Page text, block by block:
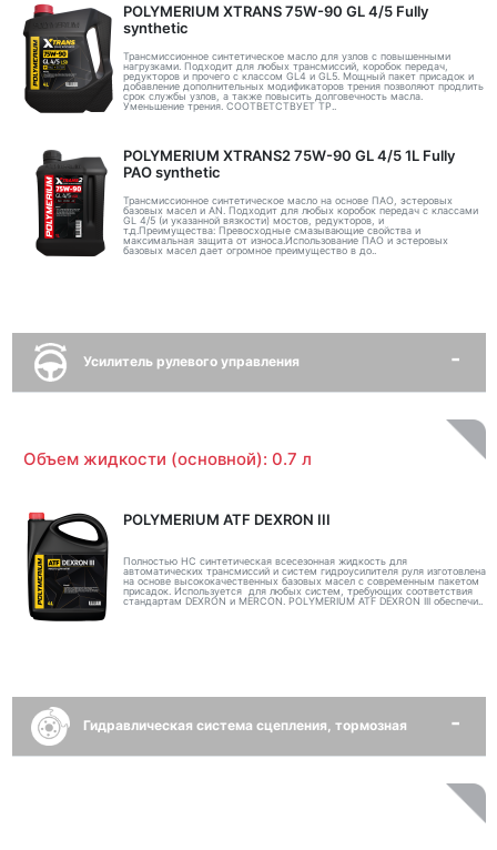
POLYMERIUM XTRANS 75W-90 GL 4/5 Fully
synthetic
Трансмиссионное синтетическое масло для узлов с повышенными
нагрузками. Подходит для любых трансмиссий, коробок передач,
редукторов и прочего с классом GL4 и GL5. Мощный пакет присадок и
добавление дополнительных модификаторов трения позволяют продлить
срок службы узлов, а также повысить долговечность масла.
Уменьшение трения. СООТВЕТСТВУЕТ ТР..
POLYMERIUM XTRANS2 75W-90 GL 4/5 1L Fully
PAO synthetic
Трансмиссионное синтетическое масло на основе ПАО, эстеровых
базовых масел и AN. Подходит для любых коробок передач с классами
GL 4/5 (и указанной вязкости) мостов, редукторов, и
т.д.Преимущества: Превосходные смазывающие свойства и
максимальная защита от износа.Использование ПАО и эстеровых
базовых масел дает огромное преимущество в до..
Усилитель рулевого управления
Объем жидкости (основной): 0.7 л
POLYMERIUM ATF DEXRON III
Полностью НС синтетическая всесезонная жидкость для
автоматических трансмиссий и систем гидроусилителя руля изготовлена
на основе высококачественных базовых масел с современным пакетом
присадок. Используется для любых систем, требующих соответствия
стандартам DEXRON и MERCON. POLYMERIUM ATF DEXRON III обеспечи..
Гидравлическая система сцепления, тормозная